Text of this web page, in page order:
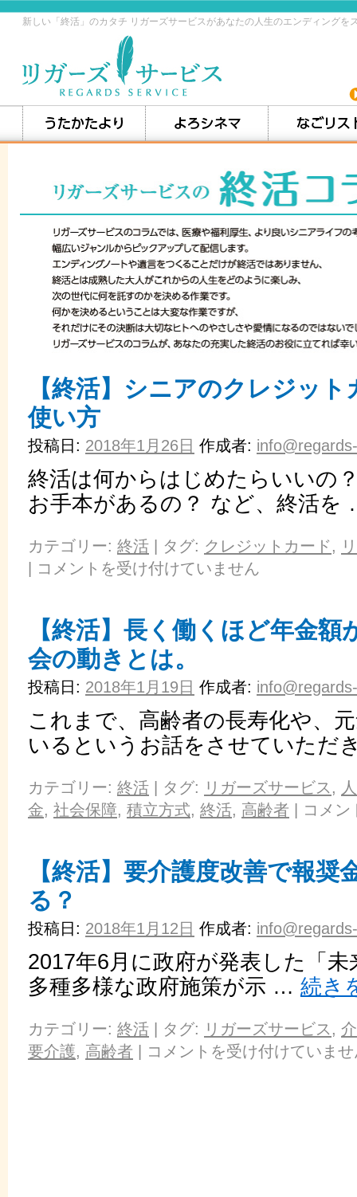
新しい「終活」のカタチ リガーズサービスがあなたの人生のエンディングを
【終活】シニアのクレジッ
使い方
投稿日: 2018年1月26日 作成者:
終活は何からはじめたらいいの
お手本があるの？ など、終活
カテゴリー: 終活 タグ: クレジットカード ,
コメントを受け付けていません
【終活】長く働くほど年金
会の動きとは。
投稿日: 2018年1月19日 作成者:
これまで、高齢者の長寿化や、
いるというお話をさせていた
カテゴリー: 終活 タグ: リガーズサービス ,
金, 社会保障, 積立方式, 終活, 高齢者 コメン
【終活】要介護度改善で報
る？
投稿日: 2018年1月12日 作成者:
2017年6月に政府が発表した「
多種多様な政府施策が示 … 続き
カテゴリー: 終活 タグ: リガーズサービス ,
要介護, 高齢者 コメントを受け付けていま